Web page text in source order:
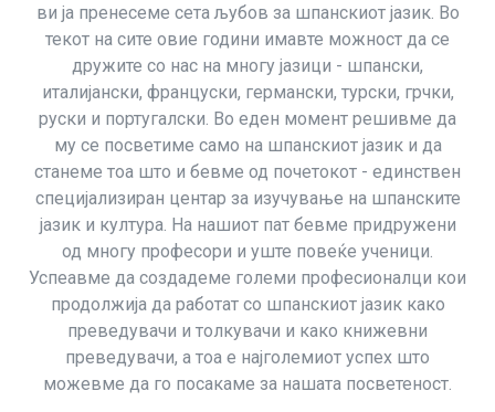
ви ја пренесеме сета љубов за шпанскиот јазик. Во
текот на сите овие години имавте можност да се
дружите со нас на многу јазици - шпански,
италијански, француски, германски, турски, грчки,
руски и португалски. Во еден момент решивме да
му се посветиме само на шпанскиот јазик и да
станеме тоа што и бевме од почетокот - единствен
специјализиран центар за изучување на шпанските
јазик и култура. На нашиот пат бевме придружени
од многу професори и уште повеќе ученици.
Успеавме да создадеме големи професионалци кои
продолжија да работат со шпанскиот јазик како
преведувачи и толкувачи и како книжевни
преведувачи, а тоа е најголемиот успех што
можевме да го посакаме за нашата посветеност.